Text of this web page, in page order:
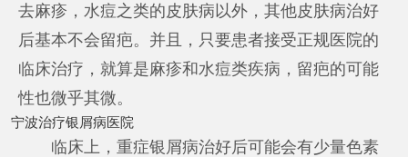
去麻疹，水痘之类的皮肤病以外，其他皮肤病治好
后基本不会留疤。并且，只要患者接受正规医院的
临床治疗，就算是麻疹和水痘类疾病，留疤的可能
性也微乎其微。
宁波治疗银屑病医院
临床上，重症银屑病治好后可能会有少量色素